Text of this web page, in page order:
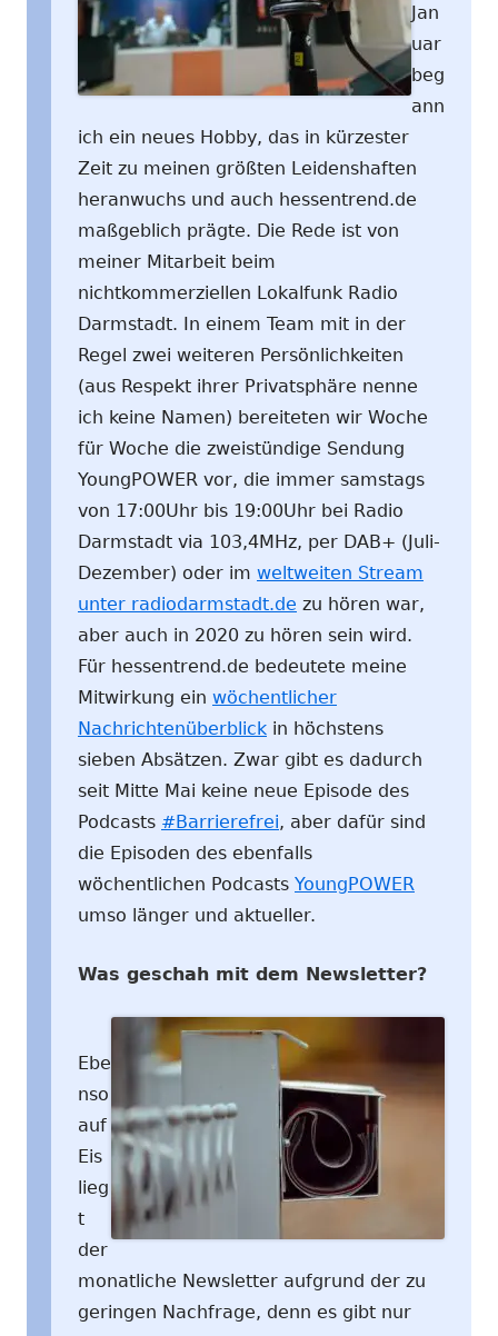
Jan
uar
beg
ann
ich ein neues Hobby, das in kürzester
Zeit zu meinen größten Leidenshaften
heranwuchs und auch hessentrend.de
maßgeblich prägte. Die Rede ist von
meiner Mitarbeit beim
nichtkommerziellen Lokalfunk Radio
Darmstadt. In einem Team mit in der
Regel zwei weiteren Persönlichkeiten
(aus Respekt ihrer Privatsphäre nenne
ich keine Namen) bereiteten wir Woche
für Woche die zweistündige Sendung
YoungPOWER vor, die immer samstags
von 17:00Uhr bis 19:00Uhr bei Radio
Darmstadt via 103,4MHz, per DAB+ (Juli-
Dezember) oder im weltweiten Stream
unter radiodarmstadt.de zu hören war,
aber auch in 2020 zu hören sein wird.
Für hessentrend.de bedeutete meine
Mitwirkung ein wöchentlicher
Nachrichtenüberblick in höchstens
sieben Absätzen. Zwar gibt es dadurch
seit Mitte Mai keine neue Episode des
Podcasts #Barrierefrei, aber dafür sind
die Episoden des ebenfalls
wöchentlichen Podcasts YoungPOWER
umso länger und aktueller.
Was geschah mit dem Newsletter?
Ebe
nso
auf
Eis
lieg
t
der
monatliche Newsletter aufgrund der zu
geringen Nachfrage, denn es gibt nur